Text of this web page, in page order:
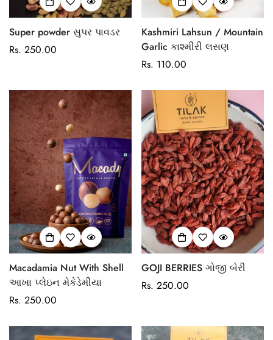
Super powder સુપર પાવડર
Regular
Rs. 250.00
Kashmiri Lahsun / Mountain
Garlic કાશ્મીરી લસણ
Regular
Rs. 110.00
Macadamia Nut With Shell
આખા પ્લેઇન મેકેડેમીયા
Regular
Rs. 250.00
GOJI BERRIES ગોજી બેરી
Regular
Rs. 250.00